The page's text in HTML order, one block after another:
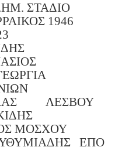
ΣΤΑΔΙΟ
1946
ΛΕΣΒΟΥ
ΜΟΣΧΟΥ
ΕΠΟ